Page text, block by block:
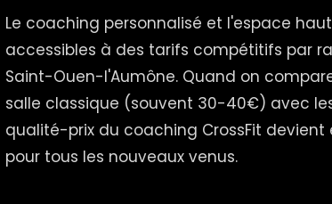
Le coaching personnalisé et l'espace
accessibles à des tarifs compétitifs par
Saint-Ouen-l'Aumône. Quand on
salle classique (souvent 30-40€) avec
qualité-prix du coaching CrossFit
pour tous les nouveaux venus.